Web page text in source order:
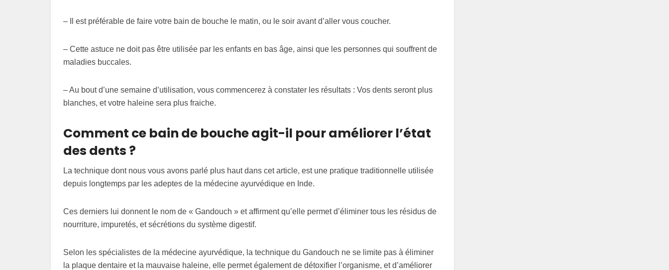
– Il est préférable de faire votre bain de bouche le matin, ou le soir avant d’aller vous coucher.
– Cette astuce ne doit pas être utilisée par les enfants en bas âge, ainsi que les personnes qui souffrent de
maladies buccales.
– Au bout d’une semaine d’utilisation, vous commencerez à constater les résultats : Vos dents seront plus
blanches, et votre haleine sera plus fraiche.
Comment ce bain de bouche agit-il pour améliorer l’état
des dents ?
La technique dont nous vous avons parlé plus haut dans cet article, est une pratique traditionnelle utilisée
depuis longtemps par les adeptes de la médecine ayurvédique en Inde.
Ces derniers lui donnent le nom de « Gandouch » et affirment qu’elle permet d’éliminer tous les résidus de
nourriture, impuretés, et sécrétions du système digestif.
Selon les spécialistes de la médecine ayurvédique, la technique du Gandouch ne se limite pas à éliminer
la plaque dentaire et la mauvaise haleine, elle permet également de détoxifier l’organisme, et d’améliorer